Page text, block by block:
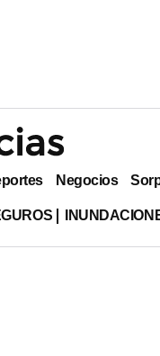
Negocios